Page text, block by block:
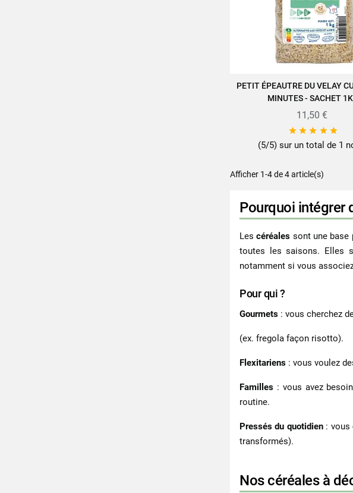
VUE RAPIDE
PETIT ÉPEAUTRE DU VELAY
MINUTES - SACHET
11,50 €
    
(5/5) sur un total de 1
Afficher 1-4 de 4 article(s)
Pourquoi intégrer
Lescéréales sont une base
toutes les saisons. Elles
notamment si vous
Pour qui ?
Gourmets : vous cherchez
(ex. fregola façon risotto).
Flexitariens : vous voulez
Familles : vous avez
routine.
Pressés du quotidien: vous
transformés).
Nos céréales à